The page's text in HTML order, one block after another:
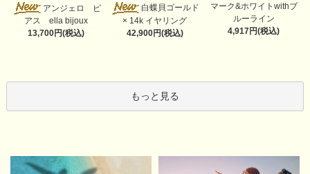
アンジェロ ピ
アス ella bijoux
13,700円(税込)
白蝶貝ゴールド
× 14k イヤリング
42,900円(税込)
マーク&ホワイトwithブ
ルーライン
4,917円(税込)
もっと見る